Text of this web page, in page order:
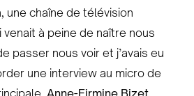
chaîne de télévision
venait à peine de naître nous
passer nous voir et j’avais eu
une interview au micro de
Anne-Firmine Bizet.